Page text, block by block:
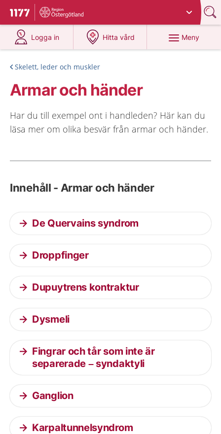
Till startsidan för 1177
Du har valt region
Logga in
på 1177.se
Hitta vård
på 1177.se
Meny
Skelett, leder och muskler
Armar och händer
Har du till exempel ont i handleden? Här kan du
läsa mer om olika besvär från armar och händer.
Innehåll - Armar och händer
De Quervains syndrom
Droppfinger
Dupuytrens kontraktur
Dysmeli
Fingrar och tår som inte är
separerade – syndaktyli
Ganglion
Karpaltunnelsyndrom